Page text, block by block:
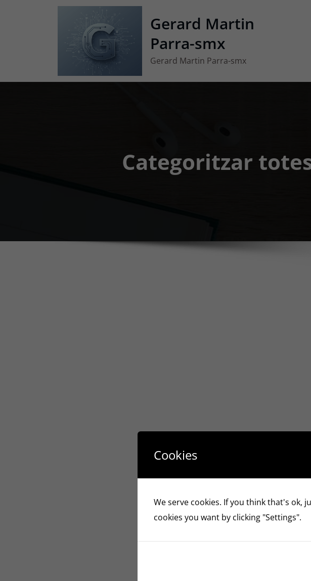
Gerard Martin
Parra-smx
Gerard Martin Parra-smx
Categoritzar
Cookies
We serve cookies. If you think that's ok,
cookies you want by clicking "Settings".